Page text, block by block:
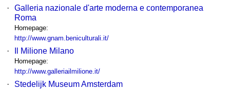
·
Galleria nazionale d'arte moderna e contemporanea
Roma
Homepage:
http://www.gnam.beniculturali.it/
· Il Milione Milano
Homepage:
http://www.galleriailmilione.it/
· Stedelijk Museum Amsterdam